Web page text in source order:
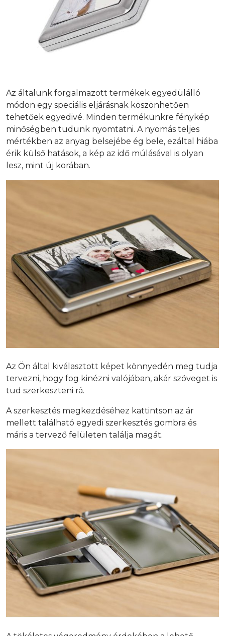
Az általunk forgalmazott termékek egyedülálló
módon egy speciális eljárásnak köszönhetően
tehetőek egyedivé. Minden termékünkre fénykép
minőségben tudunk nyomtatni. A nyomás teljes
mértékben az anyag belsejébe ég bele, ezáltal hiába
érik külső hatások, a kép az idő múlásával is olyan
lesz, mint új korában.
Az Ön által kiválasztott képet könnyedén meg tudja
tervezni, hogy fog kinézni valójában, akár szöveget is
tud szerkeszteni rá.
A szerkesztés megkezdéséhez kattintson az ár
mellett található egyedi szerkesztés gombra és
máris a tervező felületen találja magát.